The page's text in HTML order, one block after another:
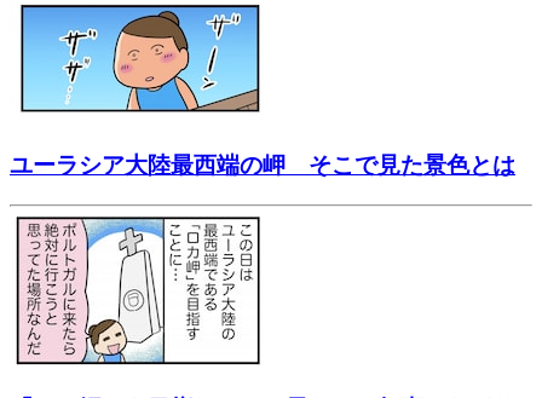
ユーラシア大陸最西端の岬 そこで見た景色とは